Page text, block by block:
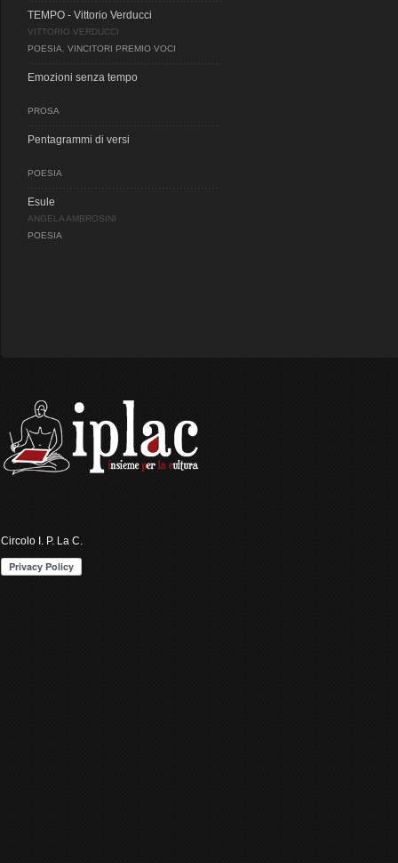
TEMPO - Vittorio Verducci
VITTORIO VERDUCCI
POESIA
VINCITORI PREMIO VOCI
Emozioni senza tempo
PROSA
Pentagrammi di versi
POESIA
Esule
ANGELA AMBROSINI
POESIA
Circolo I. P. La C.